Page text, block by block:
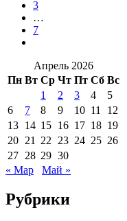
3
…
7
Апрель 2026
Пн Вт Ср Чт Пт Сб Вс
1
2 3 4
5
6
7 8 9 10 11
12
13 14 15 16 17 18 19
20 21 22 23 24 25 26
27 28 29 30
« Мар
Май »
Рубрики